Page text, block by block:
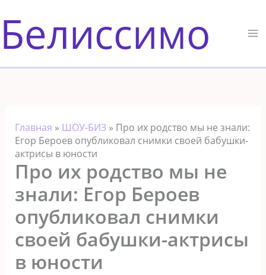
к
содержимому
Белиссимо
Главная » ШОУ-БИЗ» Про их родство мы не знали:
Егор Бероев опубликовал снимки своей бабушки-
актрисы в юности
Про их родство мы не
знали: Егор Бероев
опубликовал снимки
своей бабушки-актрисы
в юности